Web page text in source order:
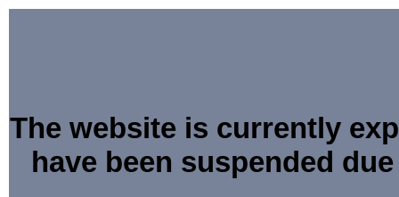
The website is currently
have been suspended